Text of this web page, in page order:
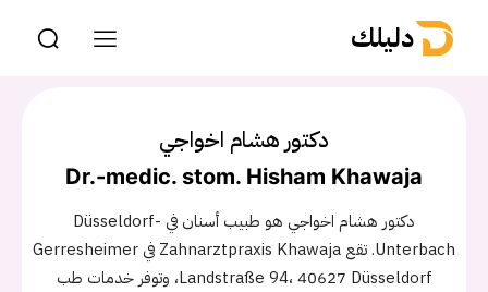
دليلك
دكتور هشام اخواجي
Dr.-medic. stom. Hisham Khawaja
دكتور هشام اخواجي هو طبيب أسنان في Düsseldorf-
Unterbach. تقع Zahnarztpraxis Khawaja في Gerresheimer
Landstraße 94، 40627 Düsseldorf، وتوفر خدمات طب